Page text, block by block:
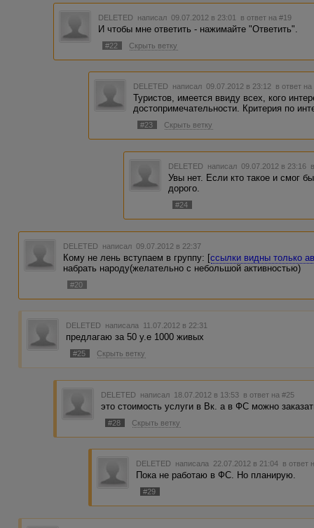
DELETED написал 09.07.2012 в 23:01 в ответ на #19
И чтобы мне ответить - нажимайте "Ответить".
#22 Скрыть ветку
DELETED написал 09.07.2012 в 23:12 в ответ
Туристов, имеется ввиду всех, кого
достопримечательности. Критерия по
#23 Скрыть ветку
DELETED написал 09.07.2012 в 23:16
Увы нет. Если кто такое и смог
дорого.
#24
DELETED написал 09.07.2012 в 22:37
Кому не лень вступаем в группу: [ссылки видны только
набрать народу(желательно с небольшой активностью)
#20
DELETED написала 11.07.2012 в 22:31
предлагаю за 50 у.е 1000 живых
#25 Скрыть ветку
DELETED написал 18.07.2012 в 13:53 в ответ на #25
это стоимость услуги в Вк. а в ФС можно
#28 Скрыть ветку
DELETED написала 22.07.2012 в 21:04 в ответ
Пока не работаю в ФС. Но планирую.
#29